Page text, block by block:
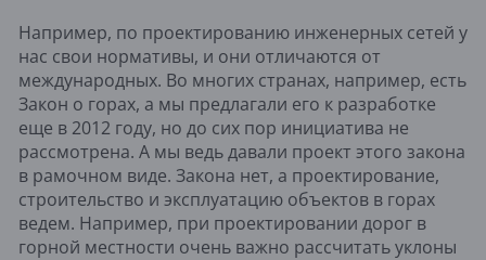
Например, по проектированию инженерных сетей у
нас свои нормативы, и они отличаются от
международных. Во многих странах, например, есть
Закон о горах, а мы предлагали его к разработке
еще в 2012 году, но до сих пор инициатива не
рассмотрена. А мы ведь давали проект этого закона
в рамочном виде. Закона нет, а проектирование,
строительство и эксплуатацию объектов в горах
ведем. Например, при проектировании дорог в
горной местности очень важно рассчитать уклоны